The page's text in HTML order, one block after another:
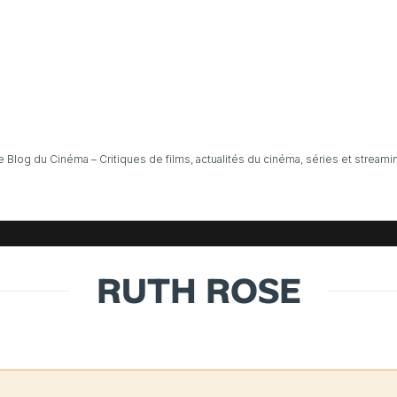
Blog du Cinéma – Critiques de films, actualités du cinéma, séries et
RUTH ROSE